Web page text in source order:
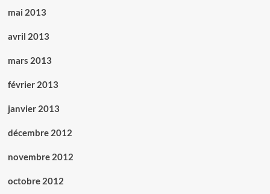
mai 2013
avril 2013
mars 2013
février 2013
janvier 2013
décembre 2012
novembre 2012
octobre 2012